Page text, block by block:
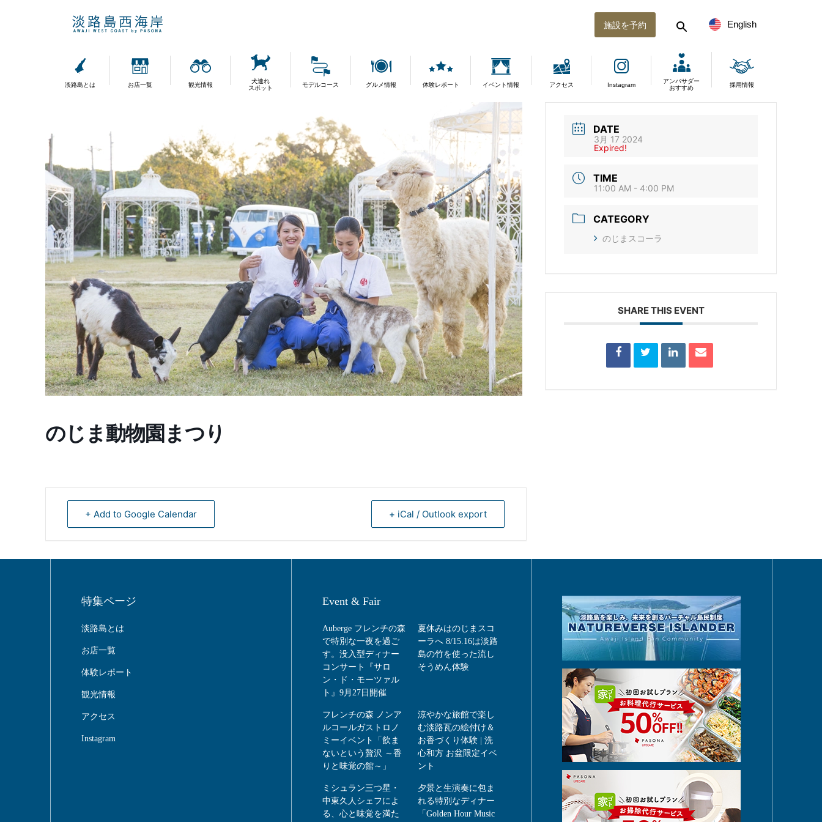
English
施設を予約
淡路島とは お店一覧 観光情報
犬連れ
スポット
モデルコース グルメ情報 体験レポート イベント情報 アクセス Instagram
アンバサダー
おすすめ
採用情報
のじま動物園まつり
+ Add to Google Calendar + iCal / Outlook export
DATE
3月 17 2024
Expired!
TIME
11:00 AM - 4:00 PM
CATEGORY
のじまスコーラ
SHARE THIS EVENT
特集ページ
淡路島とは
お店一覧
体験レポート
観光情報
アクセス
Instagram
Event & Fair
Auberge フレンチの森
で特別な一夜を過ご
す。没入型ディナー
コンサート『サロ
ン・ド・モーツァル
ト』9月27日開催
夏休みはのじまスコ
ーラへ 8/15.16は淡路
島の竹を使った流し
そうめん体験
フレンチの森 ノンア
ルコールガストロノ
ミーイベント「飲ま
ないという贅沢 ～香
りと味覚の館～」
涼やかな旅館で楽し
む淡路瓦の絵付け＆
お香づくり体験 | 洗
心和方 お盆限定イベ
ント
ミシュラン三つ星・
中東久人シェフによ
る、心と味覚を満た
夕景と生演奏に包ま
れる特別なディナー
「Golden Hour Music